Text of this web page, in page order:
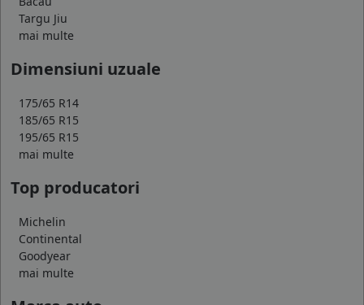
Targu Jiu
mai multe
Dimensiuni uzuale
175/65 R14
185/65 R15
195/65 R15
mai multe
Top producatori
Michelin
Continental
Goodyear
mai multe